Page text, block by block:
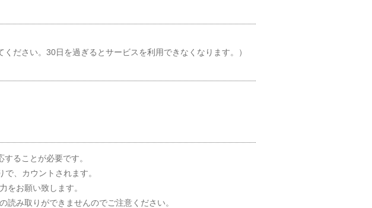
ださい。30日を過ぎるとサービスを利用できなくなります。）
ることが必要です。
、カウントされます。
をお願い致します。
み取りができませんのでご注意ください。